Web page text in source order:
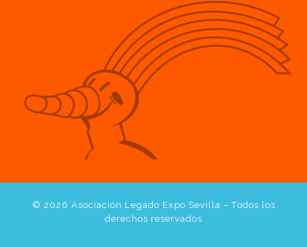
© 2026 Asociación Legado Expo Sevilla – Todos los
derechos reservados